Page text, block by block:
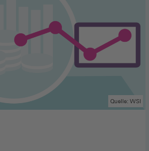
Quelle: WSI